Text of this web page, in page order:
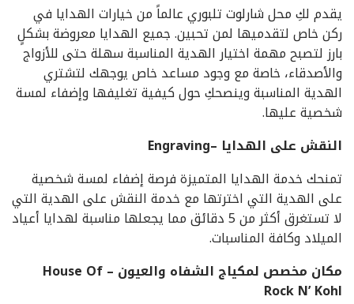
يقدم لكِ محل شارلوت تلبوري عالماً من خيارات الهدايا في
ركن خاص لتقدميها لمن تحبين. جميع الهدايا معروضة بشكلٍ
بارز لتصبح مهمة اختيار الهدية المناسبة سهلة حتى للأزواج
والأصدقاء، خاصة مع وجود مساعد خاص يوجهك لتشتري
الهدية المناسبة وينصحكِ حول كيفية تغليفها وإضفاء لمسة
شخصية عليها.
النقش على الهدايا –Engraving
تمنحك خدمة الهدايا المتميزة فرصة إضفاء لمسة شخصية
على الهدية التي اخترتها مع خدمة النقش على الهدية التي
لا تستغرق أكثر من 5 دقائق مما يجعلها مناسبة لهدايا أعياد
الميلاد وكافة المناسبات.
مكان مخصص لمكياج الشفاه والعيون – House Of
Rock N’ Kohl